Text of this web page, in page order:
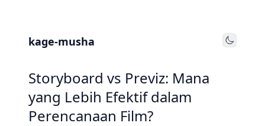
kage-musha Toggle
Storyboard vs Previz: Mana
yang Lebih Efektif dalam
Perencanaan Film?